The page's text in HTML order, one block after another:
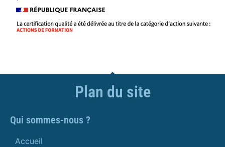
Plan du site
Qui sommes-nous ?
Accueil